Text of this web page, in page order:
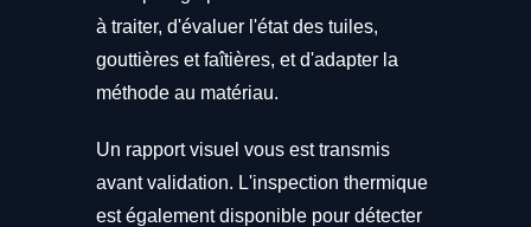
à traiter, d'évaluer l'état des tuiles,
gouttières et faîtières, et d'adapter la
méthode au matériau.
Un rapport visuel vous est transmis
avant validation. L'inspection thermique
est également disponible pour détecter